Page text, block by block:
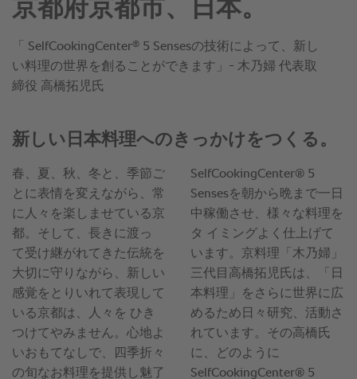
京都府京都市、日本。
「 SelfCookingCenter® 5 Sensesの技術によって、新し
い料理の世界を創ることができます」- 木乃婦 代表取
締役 高橋拓児氏